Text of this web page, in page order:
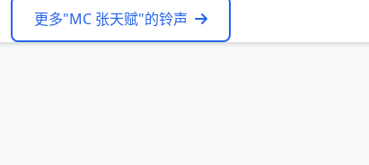
更多"MC 张天赋"的铃声